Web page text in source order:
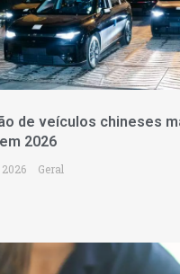
de veículos chineses
2026
Geral